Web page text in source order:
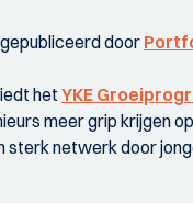
door
het YKE
meer grip krijgen
sterk netwerk door